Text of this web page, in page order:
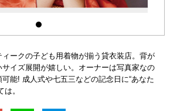
ークの子ども用着物が揃う貸衣装店。背が
イズ展開が嬉しい。オーナーは写真家なの
能! 成人式や七五三などの記念日に“あなた
。